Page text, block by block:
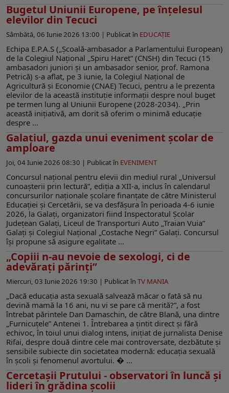
Bugetul Uniunii Europene, pe înțelesul
elevilor din Tecuci
Sâmbătă, 06 Iunie 2026 13:00 | Publicat în EDUCAŢIE
Echipa E.P.A.S („Școală-ambasador a Parlamentului European)
de la Colegiul Național „Spiru Haret“ (CNSH) din Tecuci (15
ambasadori juniori și un ambasador senior, prof. Ramona
Petrică) s-a aflat, pe 3 iunie, la Colegiul Național de
Agricultură și Economie (CNAE) Tecuci, pentru a le prezenta
elevilor de la această instituție informații despre noul buget
pe termen lung al Uniunii Europene (2028-2034). „Prin
această inițiativă, am dorit să oferim o minimă educație
despre ...
Galațiul, gazda unui eveniment școlar de
amploare
Joi, 04 Iunie 2026 08:30 | Publicat în EVENIMENT
Concursul național pentru elevii din mediul rural „Universul
cunoașterii prin lectură”, ediția a XII-a, inclus în calendarul
concursurilor naționale școlare finanțate de către Ministerul
Educației și Cercetării, se va desfășura în perioada 4-6 iunie
2026, la Galați, organizatori fiind Inspectoratul Școlar
Județean Galați, Liceul de Transporturi Auto „Traian Vuia”
Galați și Colegiul Național „Costache Negri” Galați. Concursul
își propune să asigure egalitate ...
„Copiii n-au nevoie de sexologi, ci de
adevărați părinți”
Miercuri, 03 Iunie 2026 19:30 | Publicat în TV MANIA
„Dacă educația asta sexuală salvează măcar o fată să nu
devină mamă la 16 ani, nu vi se pare că merită?”, a fost
întrebat părintele Dan Damaschin, de către Blană, una dintre
„Furnicuțele” Antenei 1. Întrebarea a țintit direct și fără
echivoc, în toiul unui dialog intens, inițiat de jurnalista Denise
Rifai, despre două dintre cele mai controversate, dezbătute și
sensibile subiecte din societatea modernă: educația sexuală
în școli și fenomenul avortului. � ...
Cercetașii Prutului - observatori în luncă și
lideri în grădina școlii